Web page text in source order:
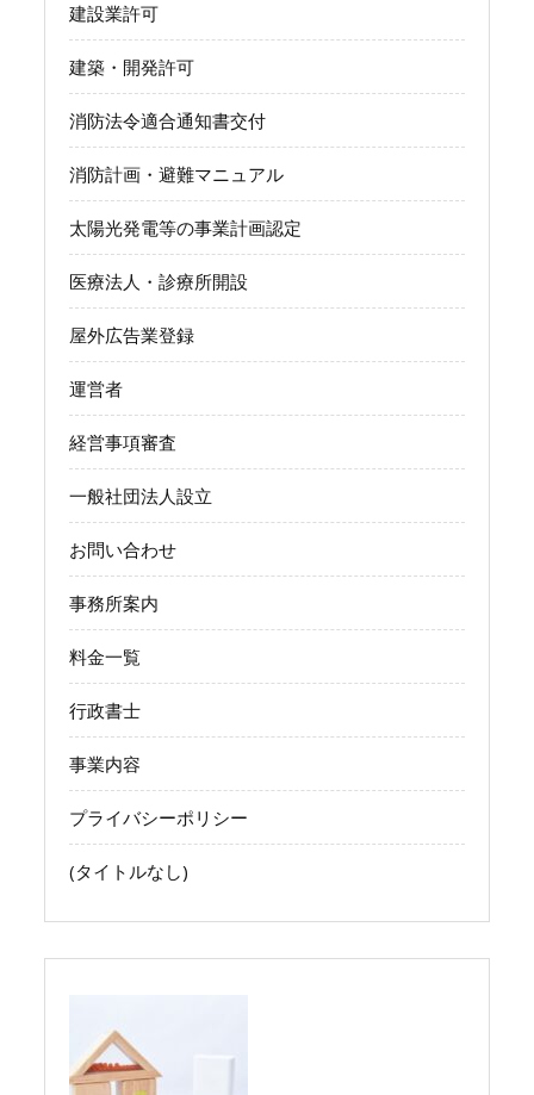
建設業許可
建築・開発許可
消防法令適合通知書交付
消防計画・避難マニュアル
太陽光発電等の事業計画認定
医療法人・診療所開設
屋外広告業登録
運営者
経営事項審査
一般社団法人設立
お問い合わせ
事務所案内
料金一覧
行政書士
事業内容
プライバシーポリシー
(タイトルなし)